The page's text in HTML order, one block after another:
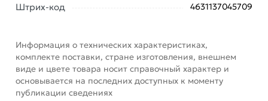
Штрих-код 4631137045709
Информация о технических характеристиках,
комплекте поставки, стране изготовления, внешнем
виде и цвете товара носит справочный характер и
основывается на последних доступных к моменту
публикации сведениях